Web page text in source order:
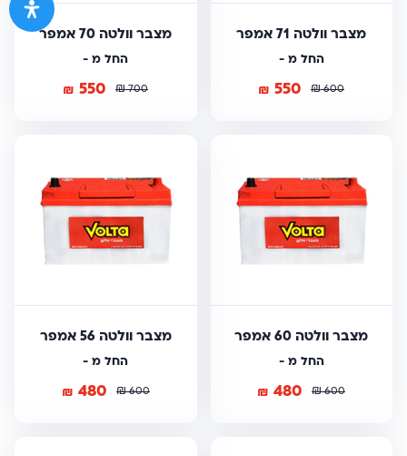
מצבר וולטה 71 אמפר
החל מ -
600
₪
550
₪
מצבר וולטה 70 אמפר
החל מ -
700
₪
550
₪
מצבר וולטה 60 אמפר
החל מ -
600
₪
480
₪
מצבר וולטה 56 אמפר
החל מ -
600
₪
480
₪